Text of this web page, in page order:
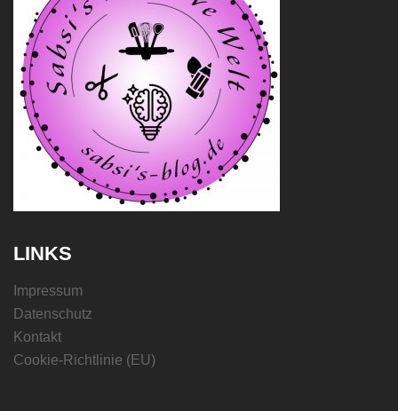
LINKS
Impressum
Datenschutz
Kontakt
Cookie-Richtlinie (EU)